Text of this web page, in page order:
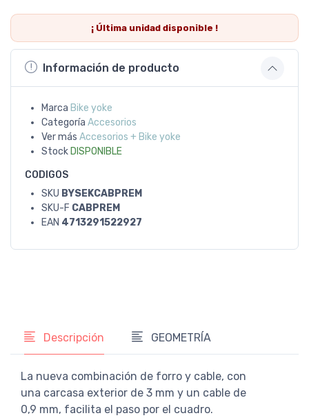
¡ Última unidad disponible !
Información de producto
Marca Bike yoke
Categoría Accesorios
Ver más Accesorios + Bike yoke
Stock DISPONIBLE
CODIGOS
SKU BYSEKCABPREM
SKU-F CABPREM
EAN 4713291522927
Descripción GEOMETRÍA
La nueva combinación de forro y cable, con
una carcasa exterior de 3 mm y un cable de
0,9 mm, facilita el paso por el cuadro.